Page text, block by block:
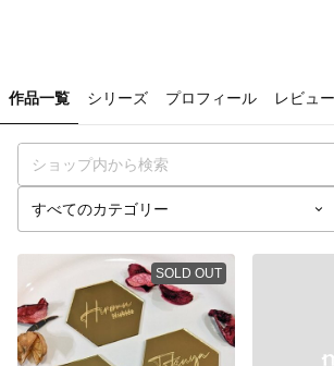
作品一覧 シリーズ プロフィール レビュー
SOLD OUT